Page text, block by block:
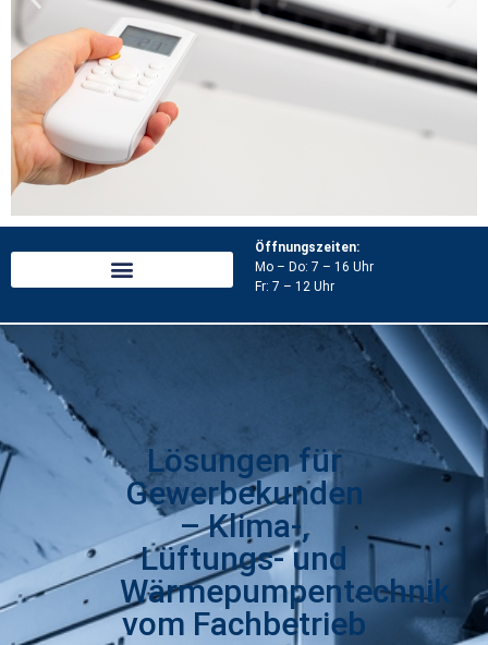
KLIMATISIERUNGÖffnungszeiten:
Mo – Do: 7 – 16 Uhr
Fr: 7 – 12 Uhr
Lösungen für
Gewerbekunden
– Klima-,
Lüftungs- und
Wärmepumpentechnik
vom Fachbetrieb